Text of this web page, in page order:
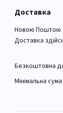
Доставка
Новою Поштою
Доставка
Безкоштовна
Мінімальна